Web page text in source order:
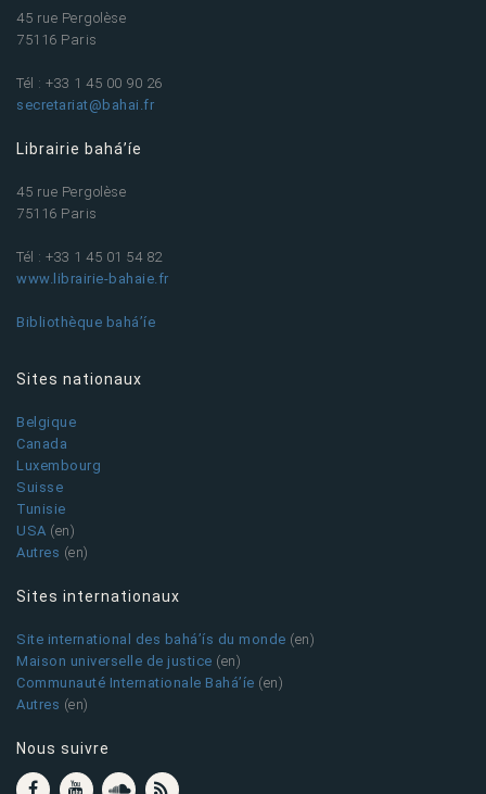
45 rue Pergolèse
75116 Paris
Tél : +33 1 45 00 90 26
secretariat@bahai.fr
Librairie bahá’íe
45 rue Pergolèse
75116 Paris
Tél : +33 1 45 01 54 82
www.librairie-bahaie.fr
Bibliothèque bahá’íe
Sites nationaux
Belgique
Canada
Luxembourg
Suisse
Tunisie
USA (en)
Autres (en)
Sites internationaux
Site international des bahá’ís du monde (en)
Maison universelle de justice (en)
Communauté Internationale Bahá’íe (en)
Autres (en)
Nous suivre